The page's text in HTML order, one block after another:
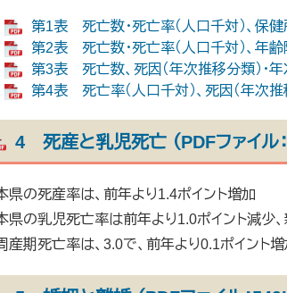
第1表 死亡数・死亡率（人口千対）、保健
第2表 死亡数・死亡率（人口千対）、年齢
第3表 死亡数、死因（年次推移分類）・年
第4表 死亡率（人口千対）、死因（年次推
4 死産と乳児死亡 （PDFファイル
県の死産率は、前年より1.4ポイント増加
県の乳児死亡率は前年より1.0ポイント減少
産期死亡率は、3.0で、前年より0.1ポイント増